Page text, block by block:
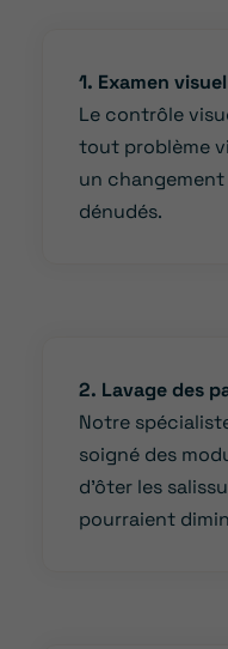
1. Examen visuel
Le contrôle
tout problème
un
dénudés.
2. Lavage des
Notre
soigné des
d’ôter les
pourraient